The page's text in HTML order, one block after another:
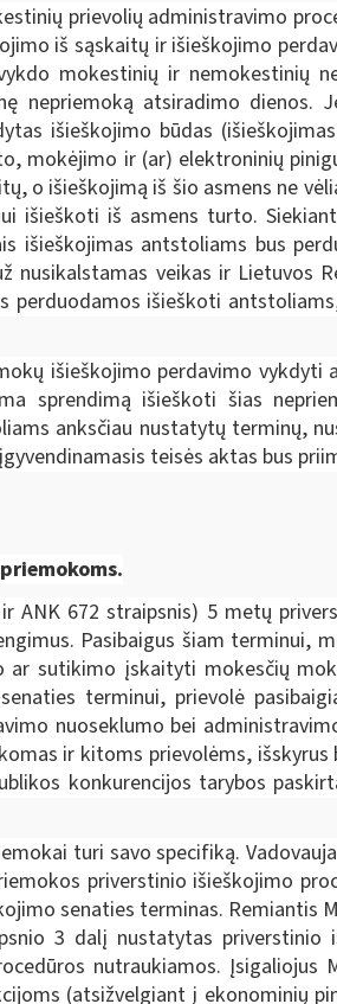
prievolių administravimo
iš sąskaitų ir išieškojimo
mokestinių ir nemokestinių
nepriemoką atsiradimo dienos.
išieškojimo būdas
mokėjimo ir (ar) elektroninių
o išieškojimą iš šio asmens ne
išieškoti iš asmens turto.
išieškojimas antstoliams bus
veikas ir Lietuvos
perduodamos išieškoti
išieškojimo perdavimo vykdyti
sprendimą išieškoti šias
anksčiau nustatytų terminų,
teisės aktas bus
ANK 672 straipsnis) 5 metų
Pasibaigus šiam terminui,
sutikimo įskaityti mokesčių
terminui, prievolė
nuoseklumo bei
ir kitoms prievolėms, išskyrus
konkurencijos tarybos
turi savo specifiką.
priverstinio išieškojimo
senaties terminas. Remiantis
3 dalį nustatytas priverstinio
nutraukiamos. Įsigaliojus
(atsižvelgiant į ekonominių